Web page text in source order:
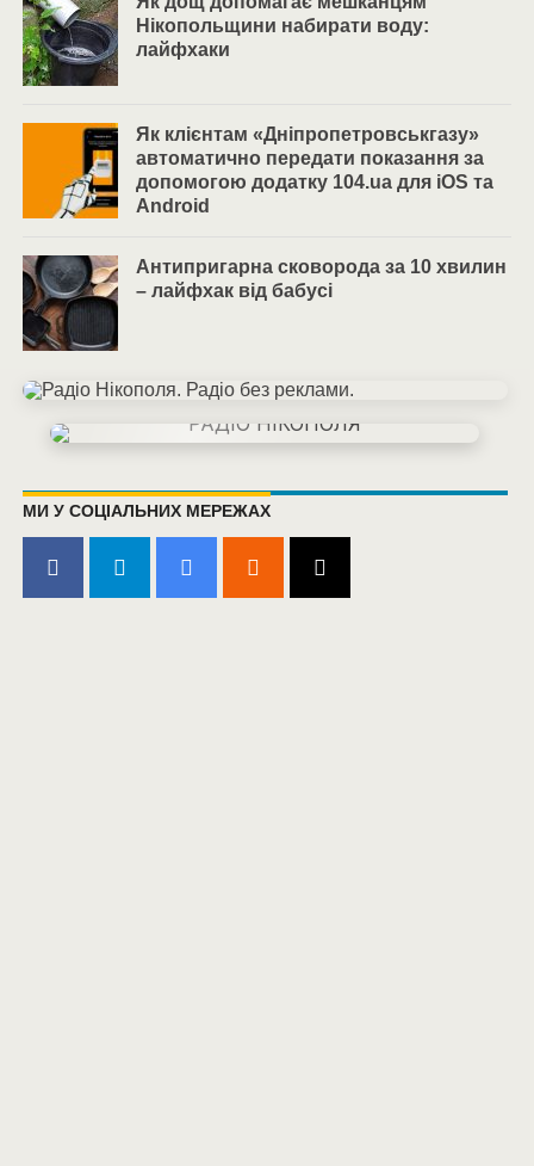
Нікопольщини набирати воду:
лайфхаки
Як клієнтам «Дніпропетровськгазу»
автоматично передати показання за
допомогою додатку 104.ua для iOS та
Android
Антипригарна сковорода за 10 хвилин
– лайфхак від бабусі
МИ У СОЦІАЛЬНИХ МЕРЕЖАХ